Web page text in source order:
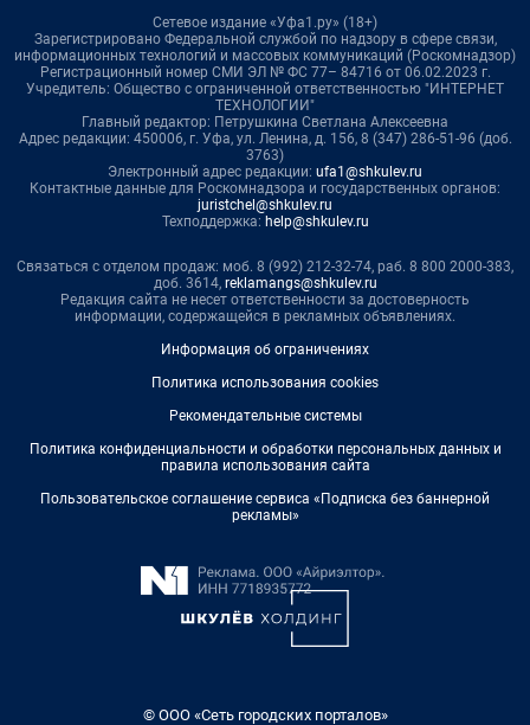
Сетевое издание «Уфа1.ру» (18+)
Зарегистрировано Федеральной службой по надзору в сфере связи,
информационных технологий и массовых коммуникаций (Роскомнадзор)
Регистрационный номер СМИ ЭЛ № ФС 77– 84716 от 06.02.2023 г.
Учредитель: Общество с ограниченной ответственностью "ИНТЕРНЕТ
ТЕХНОЛОГИИ"
Главный редактор: Петрушкина Светлана Алексеевна
Адрес редакции: 450006, г. Уфа, ул. Ленина, д. 156, 8 (347) 286-51-96 (доб.
3763)
Электронный адрес редакции: ufa1@shkulev.ru
Контактные данные для Роскомнадзора и государственных органов:
juristchel@shkulev.ru
Техподдержка: help@shkulev.ru
Связаться с отделом продаж: моб. 8 (992) 212-32-74, раб. 8 800 2000-383,
доб. 3614, reklamangs@shkulev.ru
Редакция сайта не несет ответственности за достоверность
информации, содержащейся в рекламных объявлениях.
Информация об ограничениях
Политика использования cookies
Рекомендательные системы
Политика конфиденциальности и обработки персональных данных и
правила использования сайта
Пользовательское соглашение сервиса «Подписка без баннерной
рекламы»
© ООО «Сеть городских порталов»